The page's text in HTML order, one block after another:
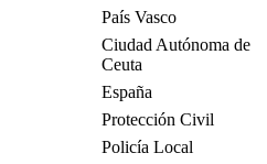
País Vasco
Ciudad Autónoma de
Ceuta
España
Protección Civil
Policía Local